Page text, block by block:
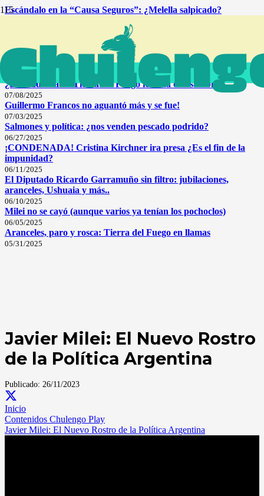
Escándalo en la “Causa Seguros”: ¿Melella salpicado?
Radar INGLES 🇬🇧 (LeoLabs) en Tierra del Fuego: soberanía
07/15/2025
Milei, la 19640, LeoLabs: las bombas del Senador Pablo Blanco
¿La industria de Tierra del Fuego fabrica o ensambla?
07/08/2025
Guillermo Francos no aguantó más y se fue!
07/03/2025
Salmones y política: ¿nos venden pescado podrido?
06/27/2025
¡CONDENADA! Cristina Kirchner ira presa ¿Es el fin de la
impunidad?
06/11/2025
El Diputado Ricardo Garramuño sin filtro: jubilaciones,
aranceles, Ushuaia y más..
06/10/2025
Milei no se cayó (aunque varios ya tenían los pochoclos)
06/05/2025
Aranceles, paro y rosca: Tierra del Fuego en llamas
05/31/2025
Javier Milei: El Nuevo Rostro
de la Política Argentina
Publicado: 26/11/2023
Inicio
Contenidos Chulengo Play
Javier Milei: El Nuevo Rostro de la Política Argentina